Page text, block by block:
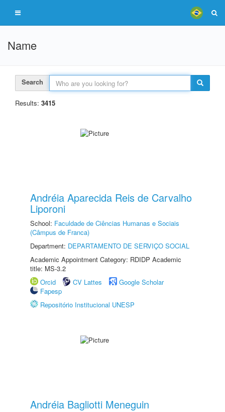
Name
Search
Results: 3415
Andréia Aparecida Reis de Carvalho
Liporoni
School: Faculdade de Ciências Humanas e Sociais
(Câmpus de Franca)
Department: DEPARTAMENTO DE SERVIÇO SOCIAL
Academic Appointment Category: RDIDP Academic
title: MS-3.2
Orcid
CV Lattes
Google Scholar
Fapesp
Repositório Institucional UNESP
Andréia Bagliotti Meneguin